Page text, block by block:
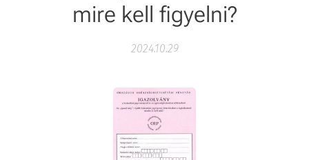
mire kell figyelni?
2024.10.29